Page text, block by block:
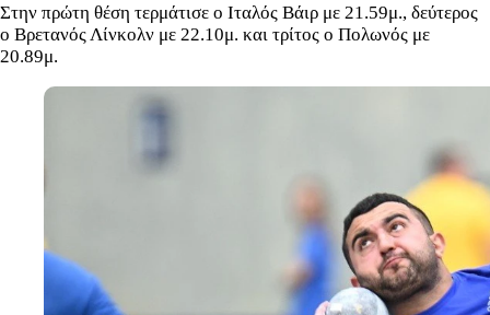
Στην πρώτη θέση τερμάτισε ο Ιταλός Βάιρ με 21.59μ., δεύτερος
ο Βρετανός Λίνκολν με 22.10μ. και τρίτος ο Πολωνός με
20.89μ.